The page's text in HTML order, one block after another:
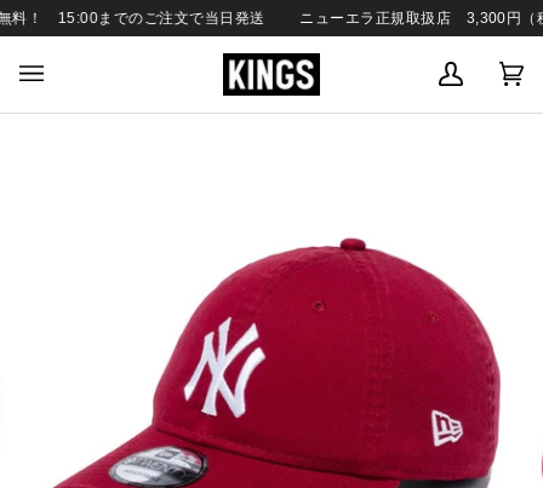
SKIP
TO
！ 15:00までのご注文で当日発送 ニューエラ正規取扱店 3,300円（税